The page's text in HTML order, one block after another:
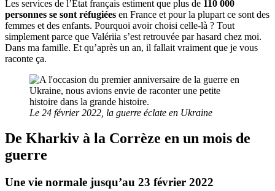
Les services de l’État français estiment que plus de 110 000
personnes se sont réfugiées en France et pour la plupart ce sont des
femmes et des enfants. Pourquoi avoir choisi celle-là ? Tout
simplement parce que Valériia s’est retrouvée par hasard chez moi.
Dans ma famille. Et qu’après un an, il fallait vraiment que je vous
raconte ça.
Le 24 février 2022, la guerre éclate en Ukraine
De Kharkiv à la Corrèze en un mois de
guerre
Une vie normale jusqu’au 23 février 2022